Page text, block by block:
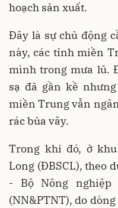
hoạch sản xuất.
Đây là sự chủ động
này, các tỉnh miền
mình trong mưa lũ.
sạ đã gần kề
miền Trung vẫn
rác bủa vây.
Trong khi đó, ở
Long (ĐBSCL), theo
- Bộ Nông
(NN&PTNT), do